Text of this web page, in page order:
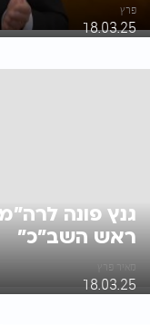
פרץ
18.03.25
גנץ פונה
ראש השב"כ"
מאיר פרץ
18.03.25